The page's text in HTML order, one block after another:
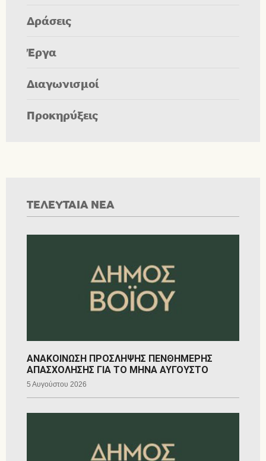
Δράσεις
Έργα
Διαγωνισμοί
Προκηρύξεις
ΤΕΛΕΥΤΑΙΑ ΝΕΑ
ΑΝΑΚΟΙΝΩΣΗ ΠΡΟΣΛΗΨΗΣ ΠΕΝΘΗΜΕΡΗΣ
ΑΠΑΣΧΟΛΗΣΗΣ ΓΙΑ ΤΟ ΜΗΝΑ ΑΥΓΟΥΣΤΟ
5 Αυγούστου 2026